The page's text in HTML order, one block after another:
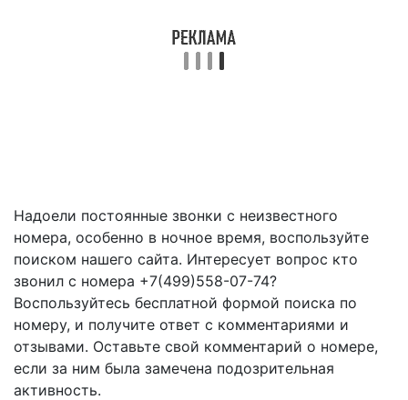
Надоели постоянные звонки с неизвестного
номера, особенно в ночное время, воспользуйте
поиском нашего сайта. Интересует вопрос кто
звонил с номера +7(499)558-07-74?
Воспользуйтесь бесплатной формой поиска по
номеру, и получите ответ с комментариями и
отзывами. Оставьте свой комментарий о номере,
если за ним была замечена подозрительная
активность.